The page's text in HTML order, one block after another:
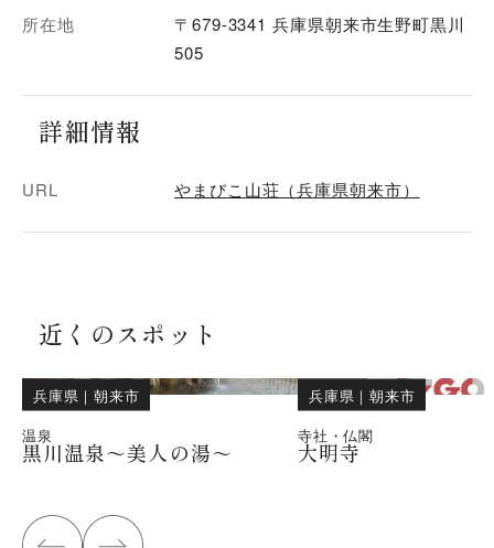
所在地
〒679-3341 兵庫県朝来市生野町黒川
505
詳細情報
URL やまびこ山荘（兵庫県朝来市）
近くのスポット
兵庫県 ｜朝来市
温泉
黒川温泉～美人の湯～
兵庫県 ｜朝来市
寺社・仏閣
大明寺